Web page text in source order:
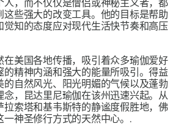
人，而不仅仅是僧侣或神秘主义者，都
这些强大的改变工具。他的目标是帮助
觉知的态度应对现代生活快节奏和高压
在美国各地传播，吸引着众多瑜伽爱好
的精神内涵和强大的能量所吸引。得益
的自然风光、阳光明媚的气候以及蓬勃
念，昆达里尼瑜伽在该州迅速兴起。从
拉索塔和基韦斯特的静谧度假胜地，佛
一神圣修行方式的天然中心。.